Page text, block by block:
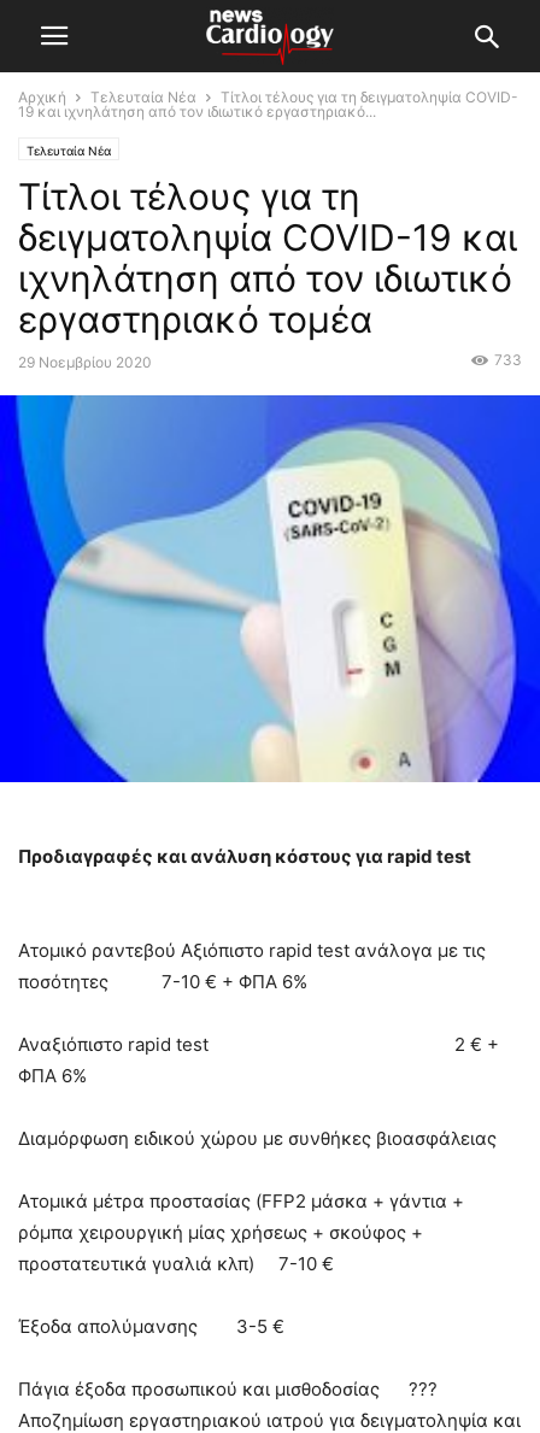
Αρχική Τελευταία Νέα
Τίτλοι τέλους για τη δειγματοληψία COVID-
19 και ιχνηλάτηση από τον ιδιωτικό εργαστηριακό...
Τελευταία Νέα
Τίτλοι τέλους για τη
δειγματοληψία COVID-19 και
ιχνηλάτηση από τον ιδιωτικό
εργαστηριακό τομέα
29 Νοεμβρίου 2020 733
Προδιαγραφές και ανάλυση κόστους για rapid test
Ατομικό ραντεβού Αξιόπιστο rapid test ανάλογα με τις
ποσότητες 7-10 € + ΦΠΑ 6%
Αναξιόπιστο rapid test 2 € +
ΦΠΑ 6%
Διαμόρφωση ειδικού χώρου με συνθήκες βιοασφάλειας
Ατομικά μέτρα προστασίας (FFP2 μάσκα + γάντια +
ρόμπα χειρουργική μίας χρήσεως + σκούφος +
προστατευτικά γυαλιά κλπ) 7-10 €
Έξοδα απολύμανσης 3-5 €
Πάγια έξοδα προσωπικού και μισθοδοσίας ???
Αποζημίωση εργαστηριακού ιατρού για δειγματοληψία και